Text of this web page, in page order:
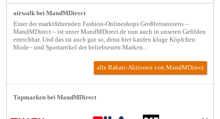
airwalk bei MandMDirect
Einer der marktführenden Fashion-Onlineshops Großbritanniens –
MandMDirect – ist unter MandMDirect.de nun auch in unseren Gefilden
erreichbar. Und das ist auch gut so, denn hier kaufen kluge Köpfchen
Mode− und Sportartikel der beliebtesten Marken...
alle Rabatt-Aktionenvon MandMDirect
Topmarken bei MandMDirect